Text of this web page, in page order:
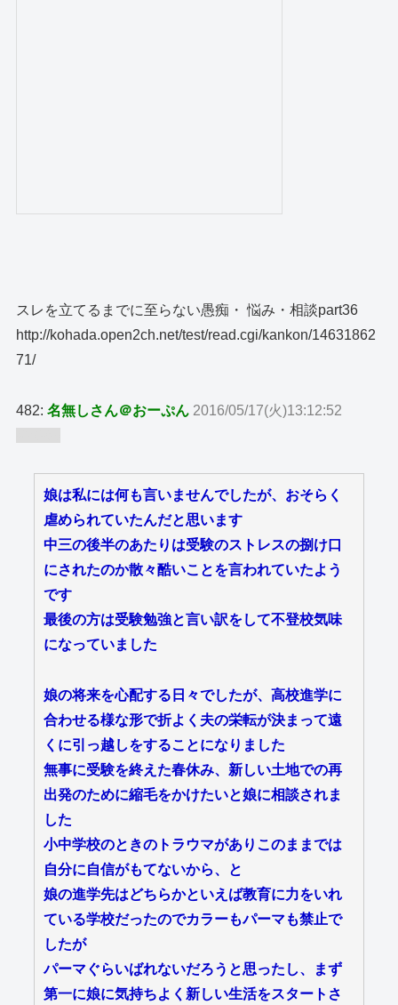
スレを立てるまでに至らない愚痴・ 悩み・相談part36
http://kohada.open2ch.net/test/read.cgi/kankon/14631862
71/
482:名無しさん＠おーぷん 2016/05/17(火)13:12:52
娘は私には何も言いませんでしたが、おそらく
虐められていたんだと思います
中三の後半のあたりは受験のストレスの捌け口
にされたのか散々酷いことを言われていたよう
です
最後の方は受験勉強と言い訳をして不登校気味
になっていました
娘の将来を心配する日々でしたが、高校進学に
合わせる様な形で折よく夫の栄転が決まって遠
くに引っ越しをすることになりました
無事に受験を終えた春休み、新しい土地での再
出発のために縮毛をかけたいと娘に相談されま
した
小中学校のときのトラウマがありこのままでは
自分に自信がもてないから、と
娘の進学先はどちらかといえば教育に力をいれ
ている学校だったのでカラーもパーマも禁止で
したが
パーマぐらいばれないだろうと思ったし、まず
第一に娘に気持ちよく新しい生活をスタートさ